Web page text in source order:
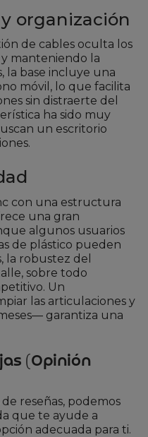
organización
de cables oculta los
manteniendo la
la base incluye una
móvil, lo que facilita
sin distraerte del
ha sido muy
un escritorio
con una estructura
una gran
algunos usuarios
de plástico pueden
la robustez del
sobre todo
Un
las articulaciones y
garantiza una
(Opinión
reseñas, podemos
que te ayude a
adecuada para ti.